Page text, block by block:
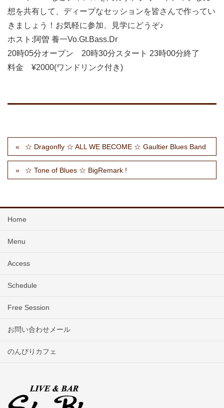
想を共有して、ディープなセッションを皆さんで作ってい
きましょう！お気軽に参加、見学にどうぞ♪
ホスト:阿曽 養一Vo.Gt.Bass.Dr
20時05分オープン 20時30分スタート 23時00分終了
料金 ¥2000(ワンドリンク付き)
☆ Dragonfly ☆ ALL WE BECOME ☆ Gaultier Blues Band
☆ Tone of Blues ☆ BigRemark !
Home
Menu
Access
Schedule
Free Session
お問い合わせメール
のんびりカフェ